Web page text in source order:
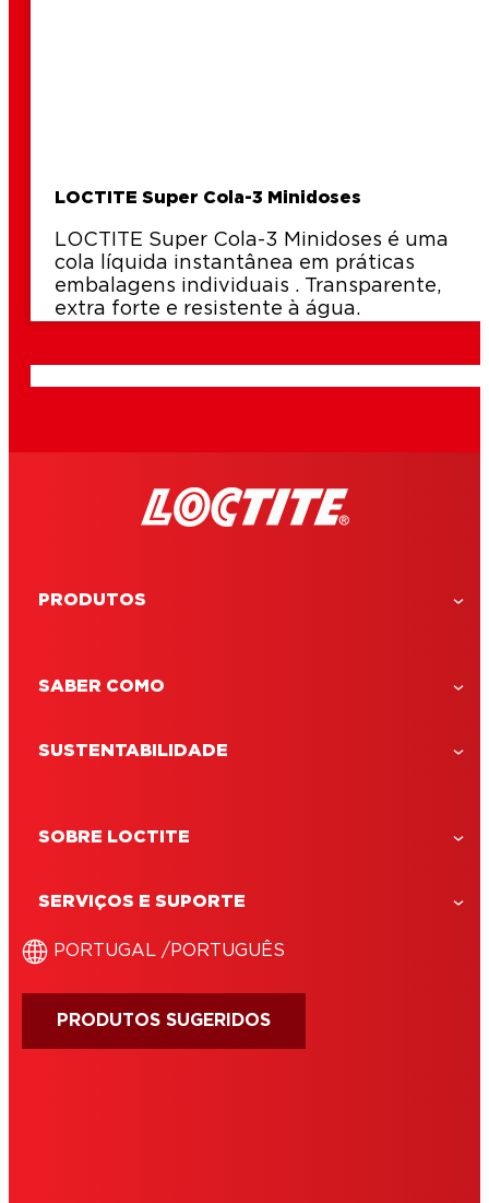
LOCTITE Super Cola-3 Minidoses
LOCTITE Super Cola-3 Minidoses é uma
cola líquida instantânea em práticas
embalagens individuais . Transparente,
extra forte e resistente à água.
LOCTITE Super Cola-3 Control
LOCTITE SC3 Control é uma cola líquida
instantânea com um sistema 'Press
Control System' que permite uma
distribuição precisa gota a gota.
PRODUTOS
SABER COMO
SUSTENTABILIDADE
SOBRE LOCTITE
SERVIÇOS E SUPORTE
‎PORTUGAL /‎PORTUGUÊS
PRODUTOS SUGERIDOS